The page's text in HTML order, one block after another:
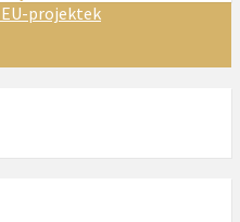
projektek